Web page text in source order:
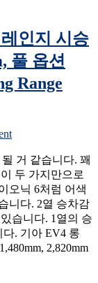
옵
션
8,793
만
원
Nexo
Drive)
스
하
이
브
주
위
주
시
승
기,
T7
트
인지 시승
풀 옵션
Range
on
영
상
시
승
기]
기
아
거 같습니다. 꽤
두 가지만으로
오닉 6처럼 어색
니다. 2열 승차감
습니다. 1열의 승
. 기아 EV4 롱
2,820mm